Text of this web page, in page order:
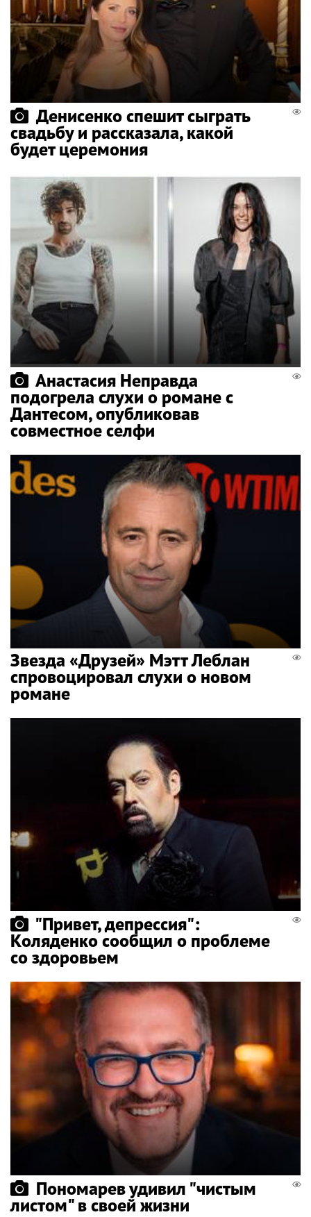
Денисенко спешит сыграть
свадьбу и рассказала, какой
будет церемония
Анастасия Неправда
подогрела слухи о романе с
Дантесом, опубликовав
совместное селфи
Звезда «Друзей» Мэтт Леблан
спровоцировал слухи о новом
романе
"Привет, депрессия":
Коляденко сообщил о проблеме
со здоровьем
Пономарев удивил "чистым
листом" в своей жизни